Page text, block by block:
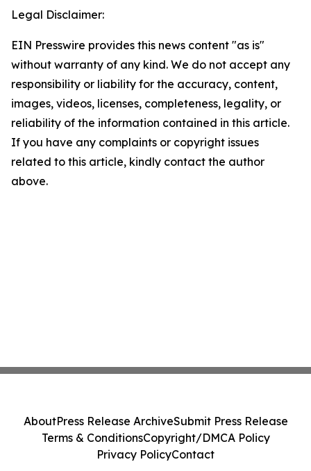
Legal Disclaimer:
EIN Presswire provides this news content "as is"
without warranty of any kind. We do not accept any
responsibility or liability for the accuracy, content,
images, videos, licenses, completeness, legality, or
reliability of the information contained in this article.
If you have any complaints or copyright issues
related to this article, kindly contact the author
above.
AboutPress Release ArchiveSubmit Press Release
Terms & ConditionsCopyright/DMCA Policy
Privacy PolicyContact